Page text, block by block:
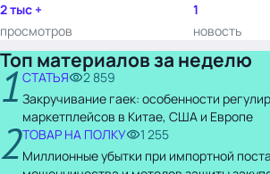
2 тыс +
просмотров
1
новость
Топ материалов за неделю
1 СТАТЬЯ
2 859
Закручивание гаек: особенности
маркетплейсов в Китае, США и Европе
2ТОВАР НА ПОЛКУ
1 255
Миллионные убытки при импортной